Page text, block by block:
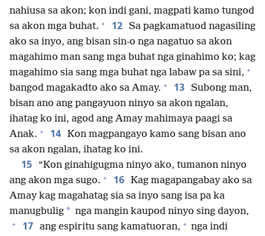
nahiusa sa akon; kon indi gani, magpati kamo tungod
sa akon mga buhat. + 12 Sa pagkamatuod nagasiling
ako sa inyo, ang bisan sin-o nga nagatuo sa akon
magahimo man sang mga buhat nga ginahimo ko; kag
magahimo sia sang mga buhat nga labaw pa sa sini, +
bangod magakadto ako sa Amay. + 13 Subong man,
bisan ano ang pangayuon ninyo sa akon ngalan,
ihatag ko ini, agod ang Amay mahimaya paagi sa
Anak. + 14 Kon magpangayo kamo sang bisan ano
sa akon ngalan, ihatag ko ini.
15
“Kon ginahigugma ninyo ako, tumanon ninyo
ang akon mga sugo. + 16 Kag magapangabay ako sa
Amay kag magahatag sia sa inyo sang isa pa ka
manugbulig * nga mangin kaupod ninyo sing dayon,
+ 17 ang espiritu sang kamatuoran, + nga indi